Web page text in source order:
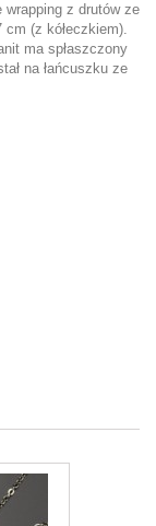
wrapping z drutów ze
cm (z kółeczkiem).
ma spłaszczony
na łańcuszku ze